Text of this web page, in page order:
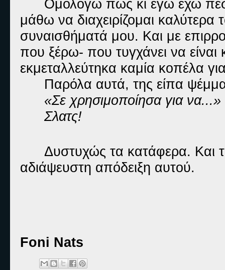
Ομολογώ πως κι εγώ έχω
μάθω να διαχειρίζομαι καλύτερα
συναισθήματά μου. Και με
που ξέρω- που τυγχάνει να
εκμεταλλεύτηκα καμία κοπέλα
Παρόλα αυτά, της είπα
«Σε χρησιμοποίησα για να...»
Σλατς!
Δυστυχώς τα κατάφερα. Και
αδιάψευστη απόδειξη αυτού.
Foni Nats